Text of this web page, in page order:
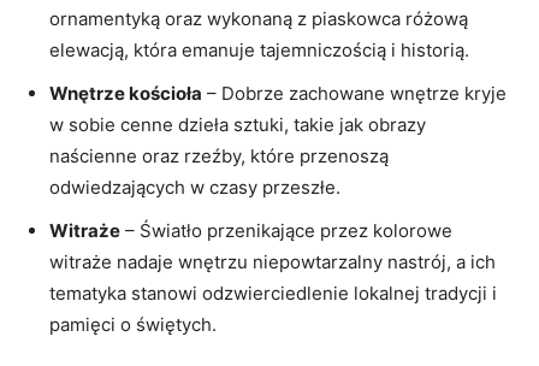
ornamentyką oraz wykonaną z‌ piaskowca różową
elewacją, która emanuje ⁤tajemniczością i​ historią.
Wnętrze kościoła – Dobrze zachowane wnętrze kryje
w sobie cenne dzieła​ sztuki, takie jak obrazy
naścienne‍ oraz rzeźby, które ‍przenoszą
odwiedzających w⁣ czasy ⁣przeszłe.
Witraże – Światło przenikające⁢ przez kolorowe
witraże⁤ nadaje⁣ wnętrzu ⁢niepowtarzalny nastrój, a ‍ich
tematyka stanowi​ odzwierciedlenie lokalnej tradycji​ i
⁣pamięci o świętych.